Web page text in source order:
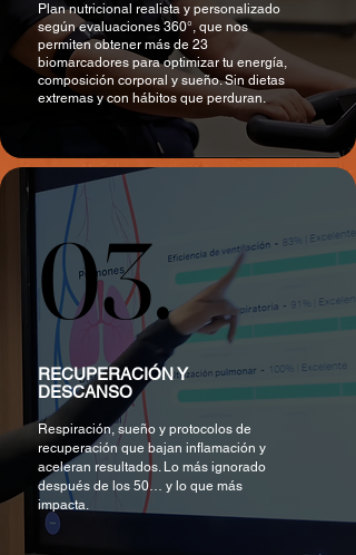
Plan nutricional realista y personalizado
según evaluaciones 360°, que nos
permiten obtener más de 23
biomarcadores para optimizar tu energía,
composición corporal y sueño. Sin dietas
extremas y con hábitos que perduran.
03.
03.
RECUPERACIÓN Y
DESCANSO
Respiración, sueño y protocolos de
recuperación que bajan inflamación y
aceleran resultados. Lo más ignorado
después de los 50… y lo que más
impacta.